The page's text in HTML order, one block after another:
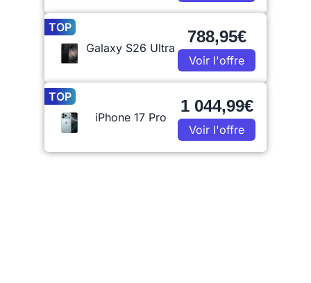
TOP
Galaxy S26 Ultra
788,95€
Voir l'offre
TOP
iPhone 17 Pro
1 044,99€
Voir l'offre